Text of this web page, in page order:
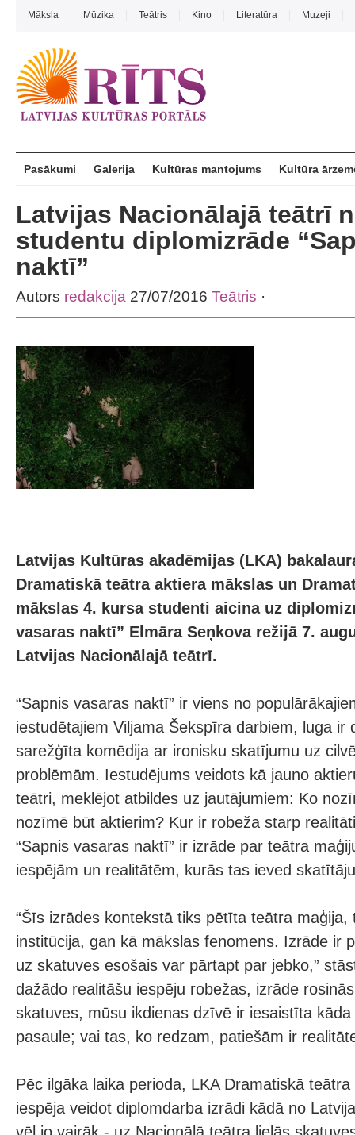
Māksla Mūzika Teātris Kino Literatūra Muzeji
Pasākumi Galerija Kultūras mantojums Kultūra
Latvijas Nacionālajā teātrī
studentu diplomizrāde
naktī”
Autors redakcija 27/07/2016 Teātris ·
Latvijas Kultūras akadēmijas (LKA)
Dramatiskā teātra aktiera mākslas un
mākslas 4. kursa studenti aicina uz
vasaras naktī” Elmāra Seņkova režijā 7.
Latvijas Nacionālajā teātrī.
“Sapnis vasaras naktī” ir viens no
iestudētajiem Viljama Šekspīra darbiem, luga ir
sarežģīta komēdija ar ironisku skatījumu uz
problēmām. Iestudējums veidots kā jauno
teātri, meklējot atbildes uz jautājumiem: Ko
nozīmē būt aktierim? Kur ir robeža starp
“Sapnis vasaras naktī” ir izrāde par teātra
iespējām un realitātēm, kurās tas ieved
“Šīs izrādes kontekstā tiks pētīta teātra
institūcija, gan kā mākslas fenomens. Izrāde ir
uz skatuves esošais var pārtapt par jebko,”
dažādo realitāšu iespēju robežas, izrāde
skatuves, mūsu ikdienas dzīvē ir iesaistīta
pasaule; vai tas, ko redzam, patiešām ir
Pēc ilgāka laika perioda, LKA Dramatiskā
iespēja veidot diplomdarba izrādi kādā no